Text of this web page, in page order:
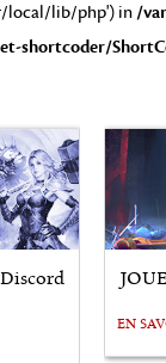
local/lib/php') in /
shortcoder/
EN